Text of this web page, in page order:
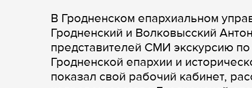
В Гродненском епархиальном
Гродненский и Волковысский
представителей СМИ экскурсию
Гродненской епархии и
показал свой рабочий кабинет,